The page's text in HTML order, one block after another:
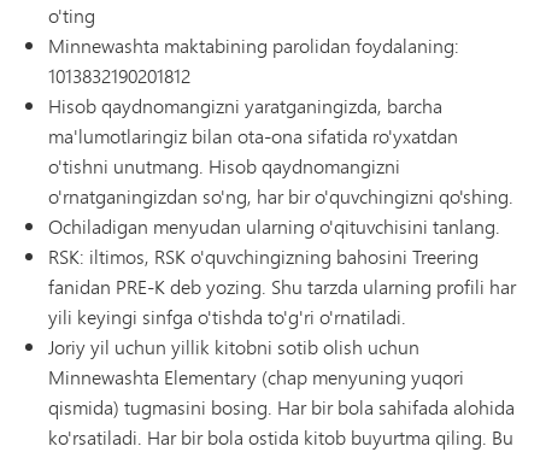
o'ting
Minnewashta maktabining parolidan foydalaning:
1013832190201812
Hisob qaydnomangizni yaratganingizda, barcha
ma'lumotlaringiz bilan ota-ona sifatida ro'yxatdan
o'tishni unutmang. Hisob qaydnomangizni
o'rnatganingizdan so'ng, har bir o'quvchingizni qo'shing.
Ochiladigan menyudan ularning o'qituvchisini tanlang.
RSK: iltimos, RSK o'quvchingizning bahosini Treering
fanidan PRE-K deb yozing. Shu tarzda ularning profili har
yili keyingi sinfga o'tishda to'g'ri o'rnatiladi.
Joriy yil uchun yillik kitobni sotib olish uchun
Minnewashta Elementary (chap menyuning yuqori
qismida) tugmasini bosing. Har bir bola sahifada alohida
ko'rsatiladi. Har bir bola ostida kitob buyurtma qiling. Bu